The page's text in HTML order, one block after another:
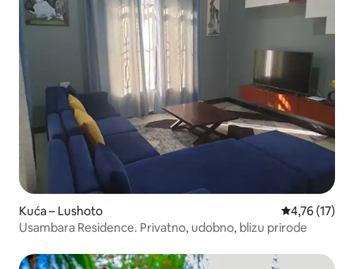
Kuća – Lushoto Prosječna
4,76 (17)
Usambara Residence. Privatno, udobno, blizu prirode